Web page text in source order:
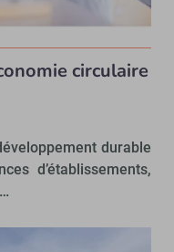
circulaire
durable
d’établissements,